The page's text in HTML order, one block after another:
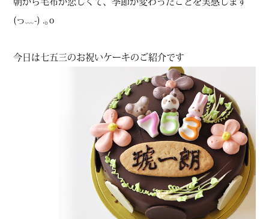
(っ﹏-) .｡o
今日は七五三のお祝いケーキのご紹介です